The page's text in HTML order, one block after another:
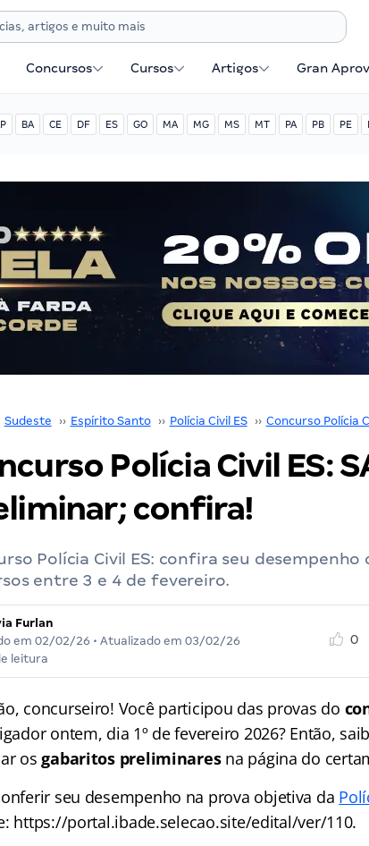
Concursos Cursos Artigos Gran
BA CE DF ES GO MA MG MS MT PA PB PE
Sudeste ›› Espírito Santo ›› Polícia Civil ES ›› Concurso Polícia
Polícia Civil ES:
confira!
Polícia Civil ES: confira seu
entre 3 e 4 de fevereiro.
Furlan
em 02/02/26 • Atualizado em 03/02/26
leitura
0
concurseiro! Você participou das provas do
ontem, dia 1º de fevereiro 2026? Então,
os gabaritos preliminaresna página do
seu desempenho na prova objetiva da
https://portal.ibade.selecao.site/edital/ver/110.